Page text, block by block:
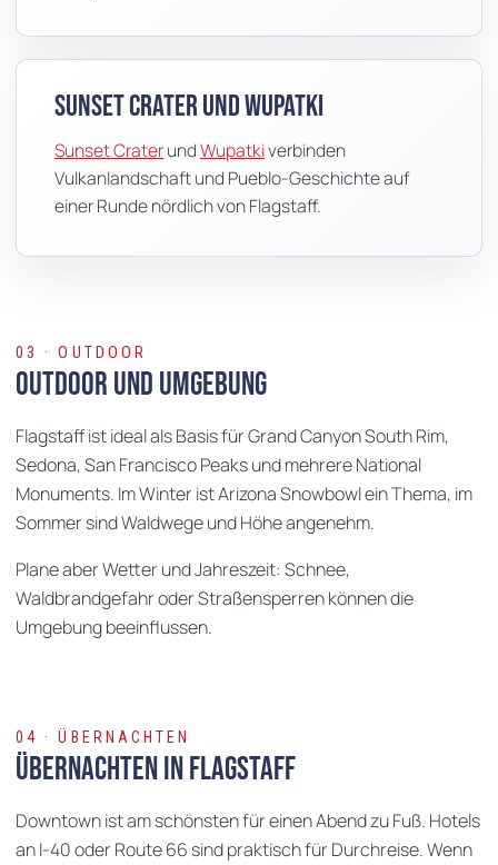
Sunset Crater und Wupatki
Sunset CraterundWupatkiverbinden
Vulkanlandschaft und Pueblo-Geschichte auf
einer Runde nördlich von Flagstaff.
03 · OUTDOOR
Outdoor und Umgebung
Flagstaff ist ideal als Basis für Grand Canyon South Rim,
Sedona, San Francisco Peaks und mehrere National
Monuments. Im Winter ist Arizona Snowbowl ein Thema, im
Sommer sind Waldwege und Höhe angenehm.
Plane aber Wetter und Jahreszeit: Schnee,
Waldbrandgefahr oder Straßensperren können die
Umgebung beeinflussen.
04 · ÜBERNACHTEN
Übernachten in Flagstaff
Downtown ist am schönsten für einen Abend zu Fuß. Hotels
an I-40 oder Route 66 sind praktisch für Durchreise. Wenn